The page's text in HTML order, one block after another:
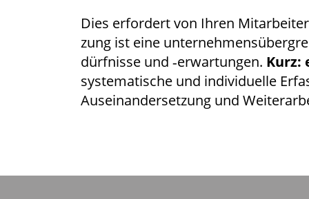
Dies erfor­dert von Ihren
zung ist eine
dürf­nis­se und ‑erwar­tun­gen. Kurz:
sys­te­ma­ti­sche und indi­vi­du­el­le
Aus­ein­an­der­set­zung und